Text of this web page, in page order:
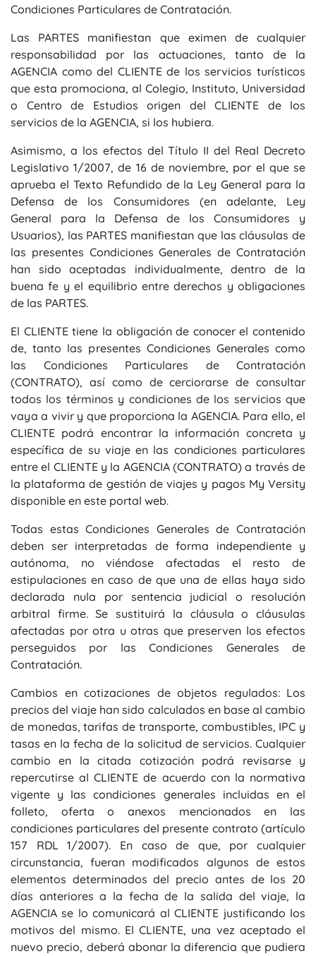
Condiciones Particulares de Contratación.
Las PARTES manifiestan que eximen de cualquier
responsabilidad por las actuaciones, tanto de la
AGENCIA como del CLIENTE de los servicios turísticos
que esta promociona, al Colegio, Instituto, Universidad
o Centro de Estudios origen del CLIENTE de los
servicios de la AGENCIA, si los hubiera.
Asimismo, a los efectos del Título II del Real Decreto
Legislativo 1/2007, de 16 de noviembre, por el que se
aprueba el Texto Refundido de la Ley General para la
Defensa de los Consumidores (en adelante, Ley
General para la Defensa de los Consumidores y
Usuarios), las PARTES manifiestan que las cláusulas de
las presentes Condiciones Generales de Contratación
han sido aceptadas individualmente, dentro de la
buena fe y el equilibrio entre derechos y obligaciones
de las PARTES.
El CLIENTE tiene la obligación de conocer el contenido
de, tanto las presentes Condiciones Generales como
las Condiciones Particulares de Contratación
(CONTRATO), así como de cerciorarse de consultar
todos los términos y condiciones de los servicios que
vaya a vivir y que proporciona la AGENCIA. Para ello, el
CLIENTE podrá encontrar la información concreta y
específica de su viaje en las condiciones particulares
entre el CLIENTE y la AGENCIA (CONTRATO) a través de
la plataforma de gestión de viajes y pagos My Versity
disponible en este portal web.
Todas estas Condiciones Generales de Contratación
deben ser interpretadas de forma independiente y
autónoma, no viéndose afectadas el resto de
estipulaciones en caso de que una de ellas haya sido
declarada nula por sentencia judicial o resolución
arbitral firme. Se sustituirá la cláusula o cláusulas
afectadas por otra u otras que preserven los efectos
perseguidos por las Condiciones Generales de
Contratación.
Cambios en cotizaciones de objetos regulados: Los
precios del viaje han sido calculados en base al cambio
de monedas, tarifas de transporte, combustibles, IPC y
tasas en la fecha de la solicitud de servicios. Cualquier
cambio en la citada cotización podrá revisarse y
repercutirse al CLIENTE de acuerdo con la normativa
vigente y las condiciones generales incluidas en el
folleto, oferta o anexos mencionados en las
condiciones particulares del presente contrato (artículo
157 RDL 1/2007). En caso de que, por cualquier
circunstancia, fueran modificados algunos de estos
elementos determinados del precio antes de los 20
días anteriores a la fecha de la salida del viaje, la
AGENCIA se lo comunicará al CLIENTE justificando los
motivos del mismo. El CLIENTE, una vez aceptado el
nuevo precio, deberá abonar la diferencia que pudiera